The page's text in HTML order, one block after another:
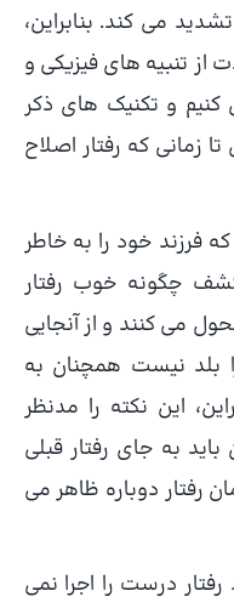
می کند. بنابراین،
تنبیه های فیزیکی و
کنیم و تکنیک های ذکر
که رفتار اصلاح
فرزند خود را به خاطر
کشف چگونه خوب رفتار
می کنند و از آنجایی
بلد نیست همچنان به
این نکته را مدنظر
به جای رفتار قبلی
رفتار دوباره ظاهر می
درست را اجرا نمی